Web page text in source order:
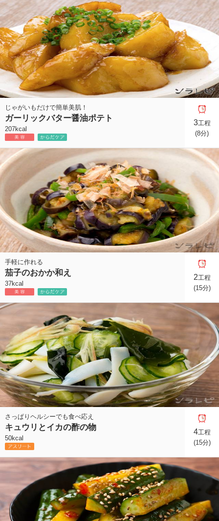
じゃがいもだけで簡単美肌！
ガーリックバター醤油ポテト
207kcal
3工程
(8分)
手軽に作れる
茄子のおかか和え
37kcal
2工程
(15分)
さっぱりヘルシーでも食べ応え
キュウリとイカの酢の物
50kcal
4工程
(15分)